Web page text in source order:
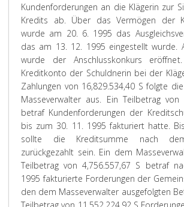
Kundenforderungen an die Klägerin zur
Kredits ab. Über das Vermögen der
wurde am 20. 6. 1995 das
das am 13. 12. 1995 eingestellt wurde.
wurde der Anschlusskonkurs
Kreditkonto der Schuldnerin bei der
Zahlungen von 16,829.534,40 S folgte
Masseverwalter aus. Ein Teilbetrag von
betraf Kundenforderungen der
bis zum 30. 11. 1995 fakturiert hatte.
sollte die Kreditsumme nach
zurückgezahlt sein. Ein dem
Teilbetrag von 4,756.557,67 S betraf
1995 fakturierte Forderungen der
den dem Masseverwalter ausgefolgten